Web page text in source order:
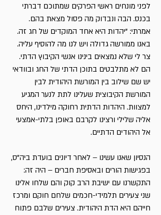
לפני מונחים ראשי הפרקים שמתוכם דברתי
בכנס. הבה ונבדוק מה פסול מצאת בהם.
אמרתי: "יהדות היא אחד המוקדים של חג זה.
באנו ממורשה גדולה ויש לנו מה להוסיף עליה.
צר לי שלא נמצאים בינינו אנשי הקיבוץ הדתי.
הם לא מתלבטים בתוכן הדתי של החג ובוודאי
יש שם שילוב בין המורשת היהודית לבין
המורשת הקיבוצית שעלינו לתת לנער המגיע
למצוות. היהדות הדתית רחוקה מילדינו, היחס
אליה שלילי ורצינו לקרבם באופן בלתי-אמצעי
אל היהודים הדתיים.
הנסיון שאנו עשינו – לאחר דיונים בועדת ביה"ס,
בפגישות הורים ובאסיפת חברים – היה זה:
התקשרנו עם ישיבת הרב קוק והם שלחו אלינו
שני צעירים תלמידי-חכמים שלחם חוקם ומרכז
חייהם היא הדת היהודית. צעירים שלבם פתוח